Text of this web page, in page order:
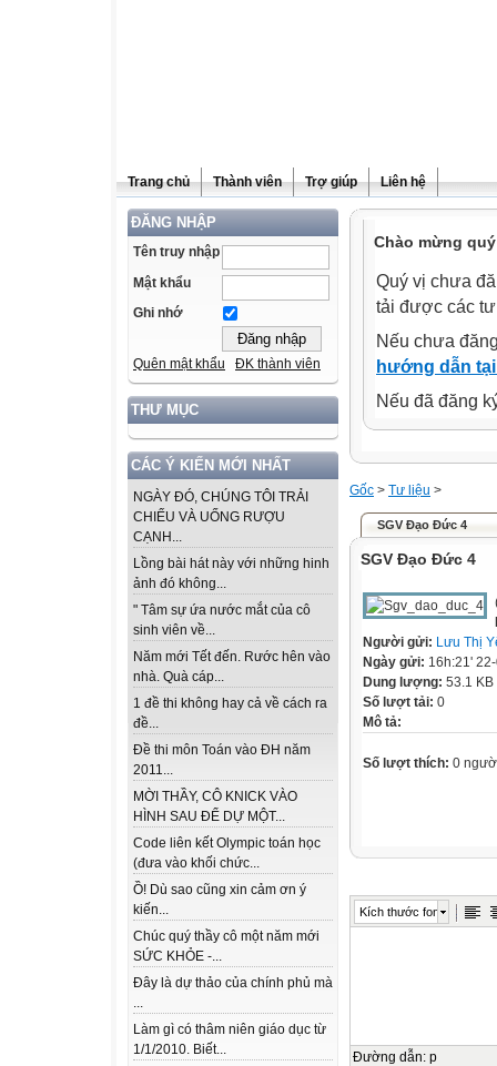
Trang chủ Thành viên Trợ giúp Liên hệ
ĐĂNG NHẬP
Tên truy nhập
Mật khẩu
Ghi nhớ
Quên mật khẩu ĐK thành viên
THƯ MỤC
CÁC Ý KIẾN MỚI NHẤT
NGÀY ĐÓ, CHÚNG TÔI TRẢI
CHIẾU VÀ UỐNG RƯỢU
CẠNH...
Lồng bài hát này với những hinh
ảnh đó không...
" Tâm sự ứa nước mắt của cô
sinh viên về...
Năm mới Tết đến. Rước hên vào
nhà. Quà cáp...
1 đề thi không hay cả về cách ra
đề...
Đề thi môn Toán vào ĐH năm
2011...
MỜI THẦY, CÔ KNICK VÀO
HÌNH SAU ĐỂ DỰ MỘT...
Code liên kết Olympic toán học
(đưa vào khối chức...
Ồ! Dù sao cũng xin cảm ơn ý
kiến...
Chúc quý thầy cô một năm mới
SỨC KHỎE -...
Đây là dự thảo của chính phủ mà
...
Làm gì có thâm niên giáo dục từ
1/1/2010. Biết...
Chào mừng
Quý vị chưa
tải được các
Nếu chưa
hướng dẫn
Nếu đã đăng
Gốc > Tư liệu >
SGV Đạo Đức 4
SGV Đạo Đức 4
Người gửi: Lưu Thị
Ngày gửi: 16h:21'
Dung lượng: 53.1 KB
Số lượt tải: 0
Mô tả:
Số lượt thích: 0
Kích thước font
Đường dẫn: p